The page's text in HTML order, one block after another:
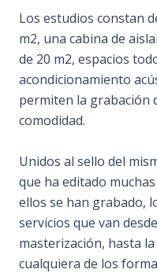
Los estudios constan
m2, una cabina de
de 20 m2, espacios
acondicionamiento
permiten la grabación
comodidad.
Unidos al sello del
que ha editado
ellos se han grabado,
servicios que van
masterización, hasta
cualquiera de los